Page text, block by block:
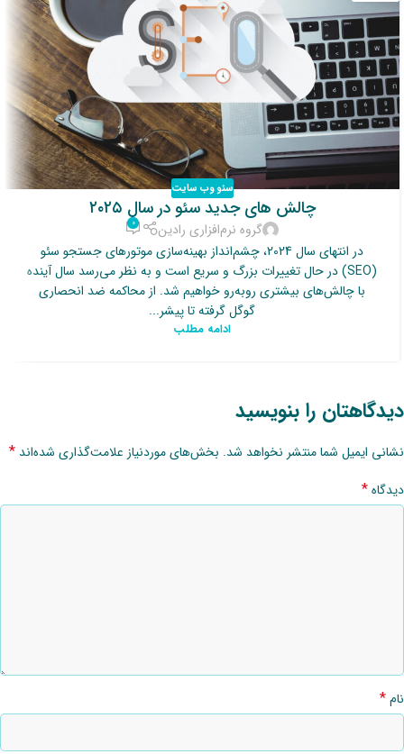
سئو وب سایت
چالش های جدید سئو در سال ۲۰۲۵
گروه نرم‌افزاری رادین ۰
در انتهای سال 2024، چشم‌انداز بهینه‌سازی موتورهای جستجو سئو
(SEO) در حال تغییرات بزرگ و سریع است و به نظر می‌رسد سال آینده
با چالش‌های بیشتری روبه‌رو خواهیم شد. از محاکمه ضد انحصاری
گوگل گرفته تا پیشر...
ادامه مطلب
دیدگاهتان را بنویسید
نشانی ایمیل شما منتشر نخواهد شد. بخش‌های موردنیاز علامت‌گذاری شده‌اند *
دیدگاه*
نام*